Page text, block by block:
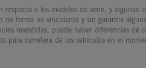
a los modelos de serie, y
forma no vinculante y sin garantía
revestidas, puede haber diferencias
para carretera de los vehículos en el